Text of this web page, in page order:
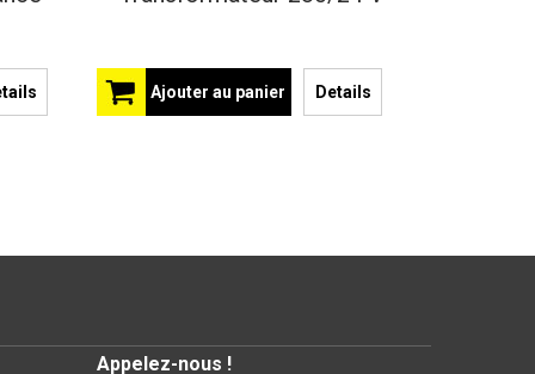
Ajouter au panier Details
Appelez-nous !